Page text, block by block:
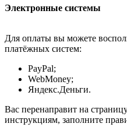
Электронные системы
Для оплаты вы можете
платёжных систем:
PayPal;
WebMoney;
Яндекс.Деньги.
Вас перенаправит на
инструкциям, заполните